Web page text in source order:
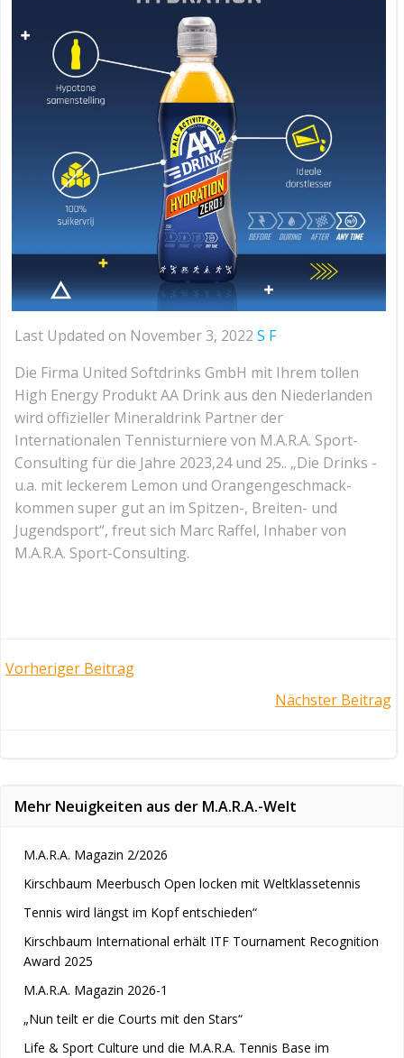
Last Updated on November 3, 2022 S F
Die Firma United Softdrinks GmbH mit Ihrem tollen
High Energy Produkt AA Drink aus den Niederlanden
wird offizieller Mineraldrink Partner der
Internationalen Tennisturniere von M.A.R.A. Sport-
Consulting für die Jahre 2023,24 und 25.. „Die Drinks -
u.a. mit leckerem Lemon und Orangengeschmack-
kommen super gut an im Spitzen-, Breiten- und
Jugendsport“, freut sich Marc Raffel, Inhaber von
M.A.R.A. Sport-Consulting.
Post
Vorheriger Beitrag
Nächster Beitrag
Mehr Neuigkeiten aus der M.A.R.A.-Welt
M.A.R.A. Magazin 2/2026
Kirschbaum Meerbusch Open locken mit Weltklassetennis
Tennis wird längst im Kopf entschieden“
Kirschbaum International erhält ITF Tournament Recognition
Award 2025
M.A.R.A. Magazin 2026-1
„Nun teilt er die Courts mit den Stars“
Life & Sport Culture und die M.A.R.A. Tennis Base im